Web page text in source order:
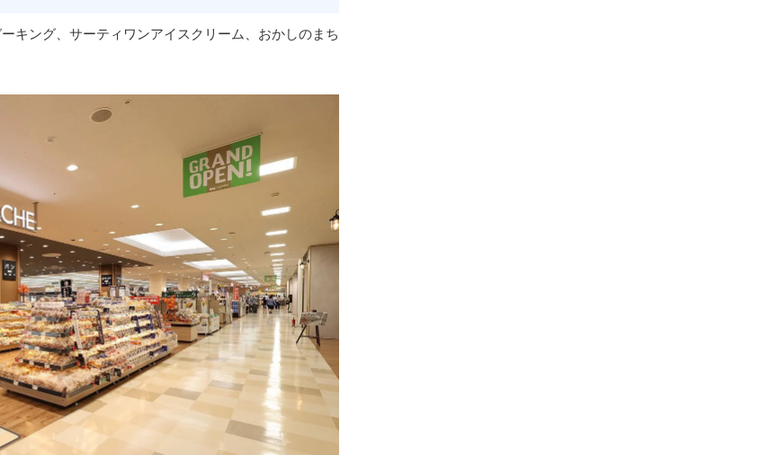
キング、サーティワンアイスクリーム、おかしのまち